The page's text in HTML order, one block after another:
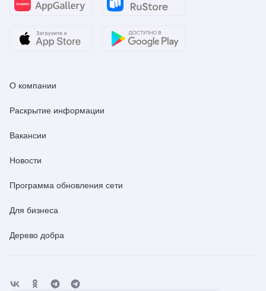
О компании
Раскрытие информации
Вакансии
Новости
Программа обновления сети
Для бизнеса
Дерево добра